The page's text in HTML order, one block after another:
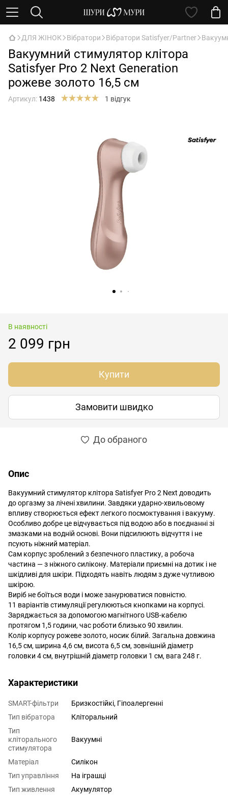
ДЛЯ ЖІНОК Вібратори Вібратори Satisfyer/Partner
Вакуумний стимулятор клітора
Satisfyer Pro 2 Next Generation
рожеве золото 16,5 см
Артикул: 1438 1 відгук
В наявності
2 099 грн
Купити
Замовити швидко
До обраного
Опис
Вакуумний стимулятор клітора Satisfyer Pro 2 Next доводить
до оргазму за лічені хвилини. Завдяки ударно-хвильовому
впливу створюється ефект легкого посмоктування і вакууму.
Особливо добре це відчувається під водою або в поєднанні зі
змазками на водній основі. Вони підсилюють відчуття і не
псують ніжний матеріал.
Сам корпус зроблений з безпечного пластику, а робоча
частина — з ніжного силікону. Матеріали приємні на дотик і не
шкідливі для шкіри. Підходять навіть людям з дуже чутливою
шкірою.
Виріб не боїться води і може занурюватися повністю.
11 варіантів стимуляції регулюються кнопками на корпусі.
Заряджається за допомогою магнітного USB-кабелю
протягом 1,5 години, час роботи близько 90 хвилин.
Колір корпусу рожеве золото, носик білий. Загальна довжина
16,5 см, ширина 4,6 см, висота 6,5 см, зовнішній діаметр
головки 4 см, внутрішній діаметр головки 1 см, вага 248 г.
Характеристики
SMART-фільтри
Бризкостійкі, Гіпоалергенні
Тип вібратора
Кліторальний
Тип
кліторального
стимулятора
Вакуумні
Матеріал
Силікон
Тип управління
На іграшці
Тип живлення
Акумулятор